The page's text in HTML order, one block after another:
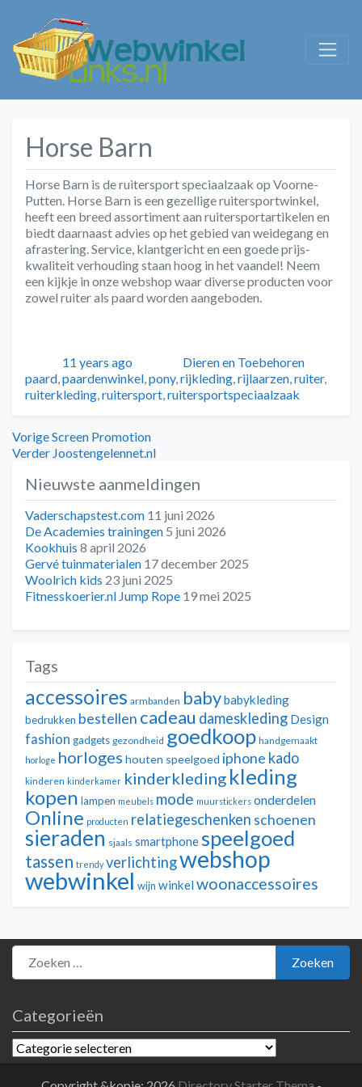
Horse Barn
Horse Barn is de ruitersport speciaalzaak op Voorne-
Putten. Horse Barn is een gezellige ruitersportwinkel,
heeft een breed assortiment aan ruitersportartikelen en
biedt daarnaast advies op het gebied van weidegang en
afrastering. Service, klantgericht en een goede prijs-
kwaliteit verhouding staan hoog in het vaandel! Neem
een kijkje in onze webshop waar diverse producten voor
zowel ruiter als paard worden aangeboden.
Geplaatst
11 years ago AuteurCategorieën
Dieren en Toebehoren
paard paardenwinkel pony, rijkleding rijlaarzen ruiter,
ruiterkleding ruitersport ruitersportspeciaalzaak
Bericht
navigatie
VorigeVorig
bericht:
Screen Promotion
Verder Volgend
Joostengelennet.nl
Nieuwste aanmeldingen
Vaderschapstest.com 11 juni 2026
De Academies trainingen 5 juni 2026
Kookhuis 8 april 2026
Gervé tuinmaterialen 17 december 2025
Woolrich kids 23 juni 2025
Fitnesskoerier.nl Jump Rope 19 mei 2025
Tags
accessoires armbanden babybabykleding
bedrukken bestellen cadeau dameskleding Design
fashion gadgets gezondheid goedkoop handgemaakt
horloge horloges houten speelgoed iphone kado
kinderen kinderkamer kinderkleding kleding
kopen lampen meubels mode muurstickers onderdelen
Online producten relatiegeschenken schoenen
sieraden sjaals smartphonespeelgoed
tassen trendy verlichtingwebshop
webwinkel wijn winkelwoonaccessoires
Zoeken naar:
Zoeken
Categorieën
Categorieën